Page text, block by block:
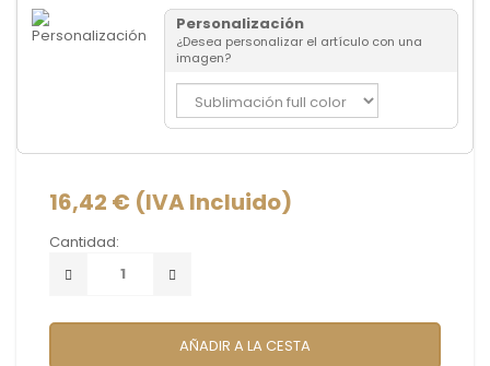
Personalización
¿Desea personalizar el artículo con una
imagen?
16,42 € (IVA Incluido)
Cantidad:
AÑADIR A LA CESTA